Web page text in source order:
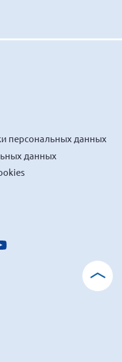
персональных данных
данных